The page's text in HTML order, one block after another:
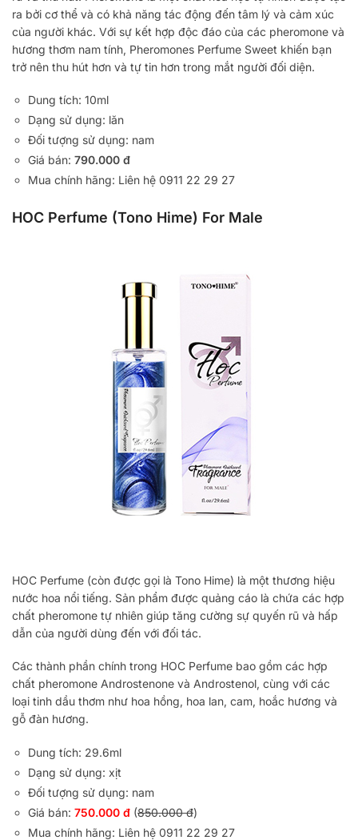
ra bởi cơ thể và có khả năng tác động đến tâm lý và cảm xúc
của người khác. Với sự kết hợp độc đáo của các pheromone và
hương thơm nam tính, Pheromones Perfume Sweet khiến bạn
trở nên thu hút hơn và tự tin hơn trong mắt người đối diện.
Dung tích: 10ml
Dạng sử dụng: lăn
Đối tượng sử dụng: nam
Giá bán: 790.000 đ
Mua chính hãng: Liên hệ 0911 22 29 27
HOC Perfume (Tono Hime) For Male
HOC Perfume (còn được gọi là Tono Hime) là một thương hiệu
nước hoa nổi tiếng. Sản phẩm được quảng cáo là chứa các hợp
chất pheromone tự nhiên giúp tăng cường sự quyến rũ và hấp
dẫn của người dùng đến với đối tác.
Các thành phần chính trong HOC Perfume bao gồm các hợp
chất pheromone Androstenone và Androstenol, cùng với các
loại tinh dầu thơm như hoa hồng, hoa lan, cam, hoắc hương và
gỗ đàn hương.
Dung tích: 29.6ml
Dạng sử dụng: xịt
Đối tượng sử dụng: nam
Giá bán: 750.000 đ (850.000 đ)
Mua chính hãng: Liên hệ 0911 22 29 27